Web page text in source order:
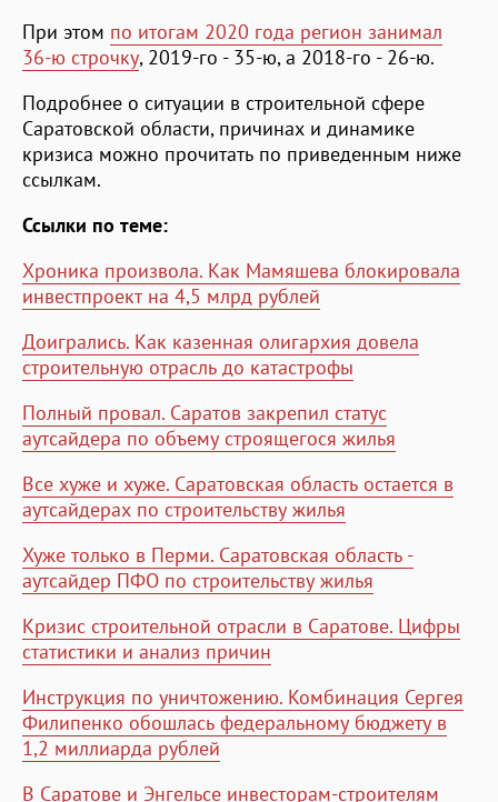
При этом по итогам 2020 года регион занимал
36-ю строчку, 2019-го - 35-ю, а 2018-го - 26-ю.
Подробнее о ситуации в строительной сфере
Саратовской области, причинах и динамике
кризиса можно прочитать по приведенным ниже
ссылкам.
Ссылки по теме:
Хроника произвола. Как Мамяшева блокировала
инвестпроект на 4,5 млрд рублей
Доигрались. Как казенная олигархия довела
строительную отрасль до катастрофы
Полный провал. Саратов закрепил статус
аутсайдера по объему строящегося жилья
Все хуже и хуже. Саратовская область остается в
аутсайдерах по строительству жилья
Хуже только в Перми. Саратовская область -
аутсайдер ПФО по строительству жилья
Кризис строительной отрасли в Саратове. Цифры
статистики и анализ причин
Инструкция по уничтожению. Комбинация Сергея
Филипенко обошлась федеральному бюджету в
1,2 миллиарда рублей
В Саратове и Энгельсе инвесторам-строителям